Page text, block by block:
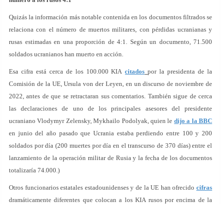
Quizás la información más notable contenida en los documentos filtrados se
relaciona con el número de muertos militares, con pérdidas ucranianas y
rusas estimadas en una proporción de 4:1. Según un documento, 71.500
soldados ucranianos han muerto en acción.
Esa cifra está cerca de los 100.000 KIAcitados por la presidenta de la
Comisión de la UE, Ursula von der Leyen, en un discurso de noviembre de
2022, antes de que se retractaran sus comentarios. También sigue de cerca
las declaraciones de uno de los principales asesores del presidente
ucraniano Vlodymyr Zelensky, Mykhailo Podolyak, quien le dijo a la BBC
en junio del año pasado que Ucrania estaba perdiendo entre 100 y 200
soldados por día (200 muertes por día en el transcurso de 370 días) entre el
lanzamiento de la operación militar de Rusia y la fecha de los documentos
totalizaría 74.000.)
Otros funcionarios estatales estadounidenses y de la UE han ofrecido cifras
dramáticamente diferentes que colocan a los KIA rusos por encima de la